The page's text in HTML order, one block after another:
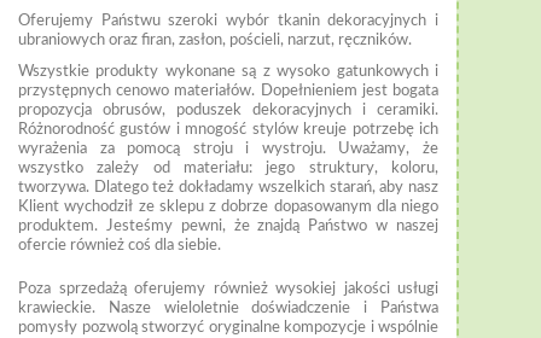
Oferujemy Państwu szeroki wybór tkanin dekoracyjnych i
ubraniowych oraz firan, zasłon, pościeli, narzut, ręczników.
Wszystkie produkty wykonane są z wysoko gatunkowych i
przystępnych cenowo materiałów. Dopełnieniem jest bogata
propozycja obrusów, poduszek dekoracyjnych i ceramiki.
Różnorodność gustów i mnogość stylów kreuje potrzebę ich
wyrażenia za pomocą stroju i wystroju. Uważamy, że
wszystko zależy od materiału: jego struktury, koloru,
tworzywa. Dlatego też dokładamy wszelkich starań, aby nasz
Klient wychodził ze sklepu z dobrze dopasowanym dla niego
produktem. Jesteśmy pewni, że znajdą Państwo w naszej
ofercie również coś dla siebie.
Poza sprzedażą oferujemy również wysokiej jakości usługi
krawieckie. Nasze wieloletnie doświadczenie i Państwa
pomysły pozwolą stworzyć oryginalne kompozycje i wspólnie